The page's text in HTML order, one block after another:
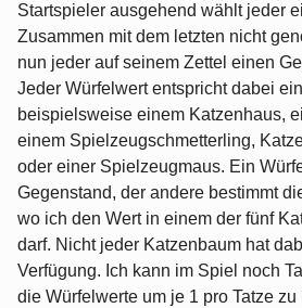
Startspieler ausgehend wählt jeder
Zusammen mit dem letzten nicht
nun jeder auf seinem Zettel einen
Jeder Würfelwert entspricht dabei
beispielsweise einem Katzenhaus,
einem Spielzeugschmetterling,
oder einer Spielzeugmaus. Ein
Gegenstand, der andere bestimmt
wo ich den Wert in einem der fünf
darf. Nicht jeder Katzenbaum hat
Verfügung. Ich kann im Spiel noch
die Würfelwerte um je 1 pro Tatze